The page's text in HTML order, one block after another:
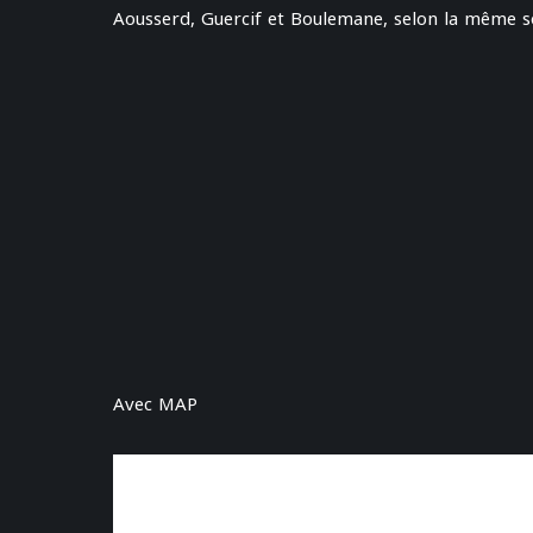
Aousserd, Guercif et Boulemane, selon la même
Avec MAP